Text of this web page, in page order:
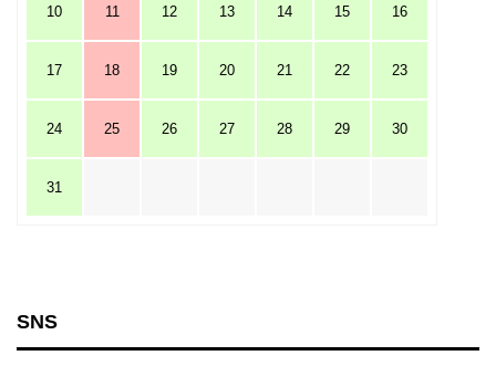
10 11 12 13 14 15 16
17 18 19 20 21 22 23
24 25 26 27 28 29 30
31
SNS